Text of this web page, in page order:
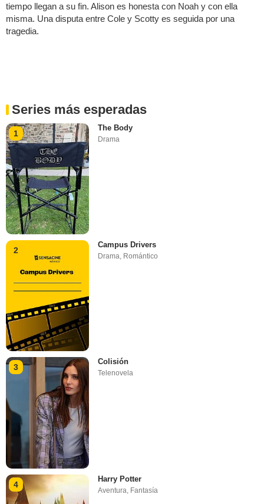
tiempo llegan a su fin. Alison es honesta con Noah y con ella
misma. Una disputa entre Cole y Scotty es seguida por una
tragedia.
Series más esperadas
1
The Body
Drama
2
Campus Drivers
Drama, Romántico
3
Colisión
Telenovela
4
Harry Potter
Aventura Fantasía